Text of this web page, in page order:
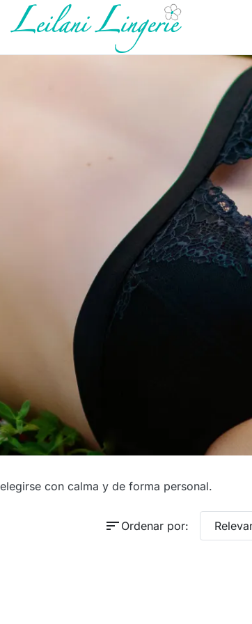
con calma y de forma personal.
sort Ordenar por: